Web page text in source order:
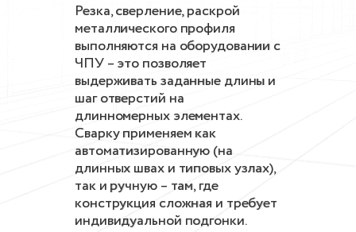
Резка, сверление, раскрой
металлического профиля
выполняются на оборудовании с
ЧПУ – это позволяет
выдерживать заданные длины и
шаг отверстий на
длинномерных элементах.
Сварку применяем как
автоматизированную (на
длинных швах и типовых узлах),
так и ручную – там, где
конструкция сложная и требует
индивидуальной подгонки.